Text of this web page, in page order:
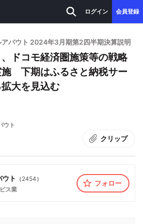
ログイン 会員登録
バウト 2024年3月期第2四半期決算説明
ドコモ経済圏施策等の戦略
施 下期はふるさと納税サー
大を見込む
ウト
クリップ
ウト （ 2454 ）
ス業
フォロー